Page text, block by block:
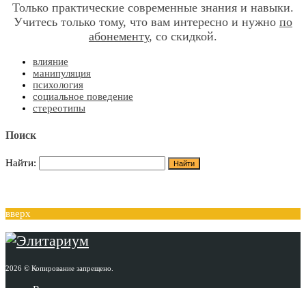
Только практические современные знания и навыки.
Учитесь только тому, что вам интересно и нужно по
абонементу, со скидкой.
влияние
манипуляция
психология
социальное поведение
стереотипы
Поиск
Найти:
вверх
2026 © Копирование запрещено.